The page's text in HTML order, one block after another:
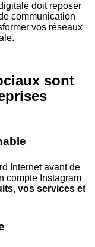
doit reposer
communication
vos réseaux
sont
Internet avant de
compte Instagram
vos services et